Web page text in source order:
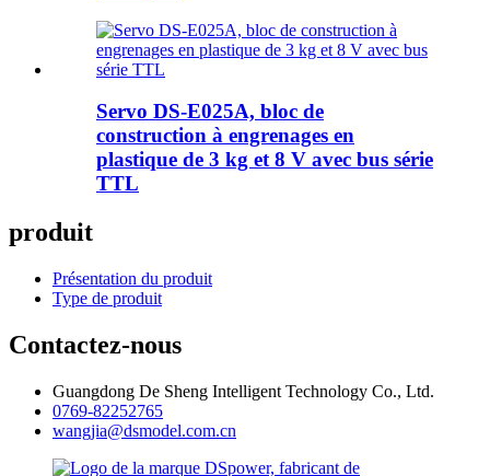
Servo DS-E025A, bloc de
construction à engrenages en
plastique de 3 kg et 8 V avec bus série
TTL
produit
Présentation du produit
Type de produit
Contactez-nous
Guangdong De Sheng Intelligent Technology Co., Ltd.
0769-82252765
wangjia@dsmodel.com.cn